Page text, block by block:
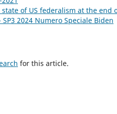
of US federalism at the end
SP3 2024 Numero Speciale Biden
for this article.